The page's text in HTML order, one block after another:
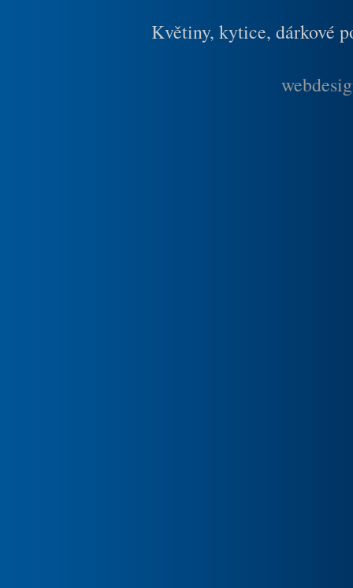
Květiny, kytice, dárkové